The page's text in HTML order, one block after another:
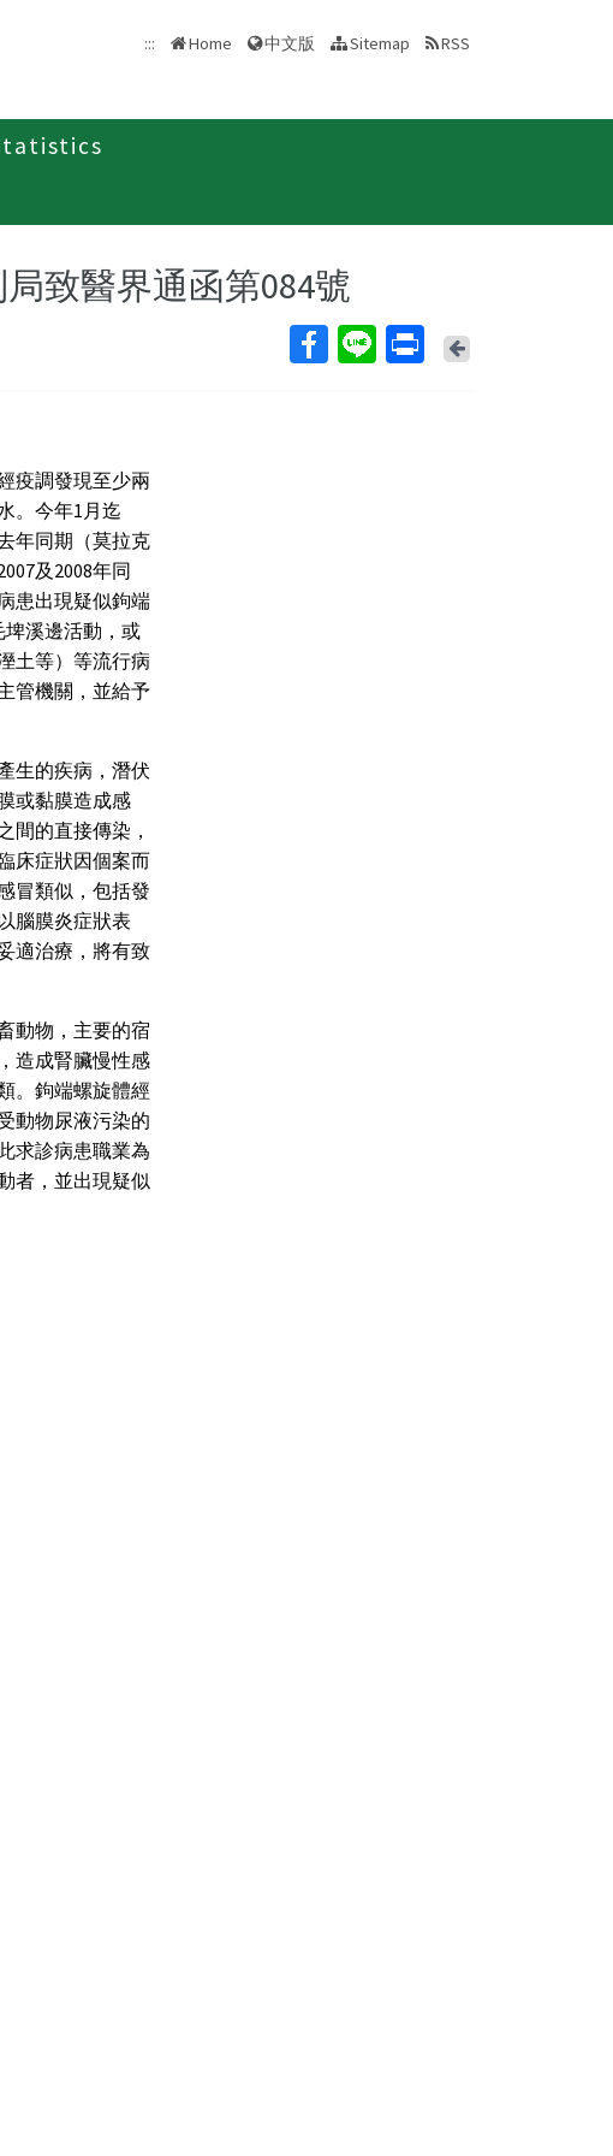
::: Home 中文版 Sitemap RSS
致醫界通函第084號
Back
疫調發現至少兩
。今年1月迄
年同期（莫拉克
及2008年同
患出現疑似鉤端
溪邊活動，或
土等）等流行病
管機關，並給予
生的疾病，潛伏
或黏膜造成感
間的直接傳染，
床症狀因個案而
冒類似，包括發
腦膜炎症狀表
適治療，將有致
動物，主要的宿
造成腎臟慢性感
。鉤端螺旋體經
動物尿液污染的
求診病患職業為
者，並出現疑似